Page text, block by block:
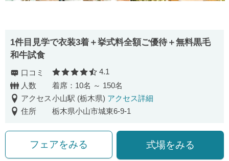
1件目見学で衣装3着＋挙式料全額ご優待＋無料黒毛
和牛試食
口コミ 口コミ評価
4.1
人数
着席：10名 ～ 150名
アクセス小山駅 (栃木県) アクセス詳細
住所
栃木県小山市城東6-9-1
フェアをみる 式場をみる